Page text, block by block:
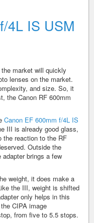
4L IS USM
market will quickly
lenses on the market.
and size. So, it
the Canon RF 600mm
Canon EF 600mm f/4L IS
III is already good glass,
the reaction to the RF
Outside the
brings a few
weight, it does make a
the III, weight is shifted
only helps in this
CIPA image
from five to 5.5 stops.